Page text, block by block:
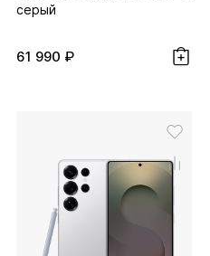
серый
61 990 ₽